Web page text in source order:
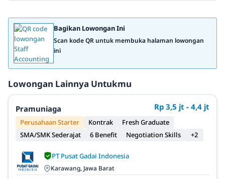
Bagikan Lowongan Ini
Scan kode QR untuk membuka halaman lowongan
ini
Lowongan Lainnya Untukmu
Pramuniaga Rp 3,5 jt - 4,4 jt
Perusahaan Starter Kontrak
Fresh Graduate
SMA/SMK Sederajat
6 Benefit Negotiation Skills +2
PT Pusat Gadai Indonesia
Karawang, Jawa Barat